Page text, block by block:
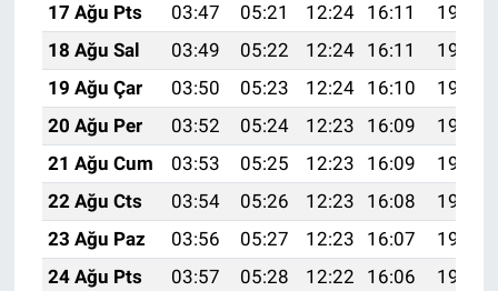
17 Ağu Pts
03:47 05:21 12:24 16:11
19:17
18 Ağu Sal
03:49 05:22 12:24 16:11
19:16
19 Ağu Çar
03:50 05:23 12:24 16:10
19:14
20 Ağu Per
03:52 05:24 12:23 16:09
19:13
21 Ağu Cum
03:53 05:25 12:23 16:09
19:11
22 Ağu Cts
03:54 05:26 12:23 16:08
19:10
23 Ağu Paz
03:56 05:27 12:23 16:07
19:08
24 Ağu Pts
03:57 05:28 12:22 16:06
19:07